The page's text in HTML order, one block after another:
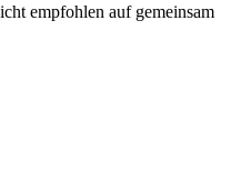
empfohlen auf gemeinsam